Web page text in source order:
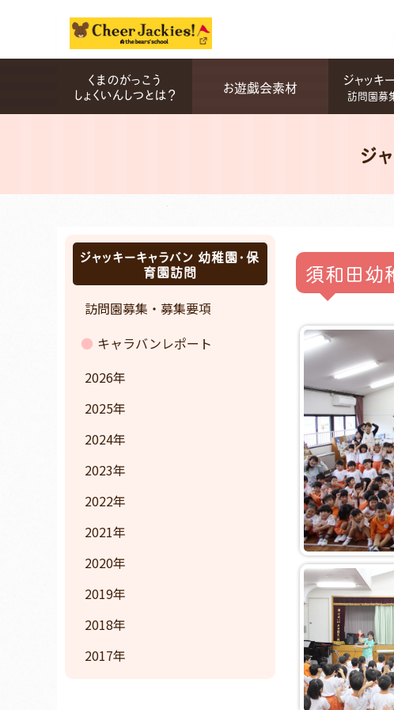
くまのがっこう
しょくいんしつとは？ お遊戯会素材 ジャッキ
訪問園募
ジ
須和田幼
ジャッキーキャラバン 幼稚園・保
育園訪問
訪問園募集・募集要項
キャラバンレポート
2026
2025
2024
2023
2022
2021
2020
2019
2018
2017